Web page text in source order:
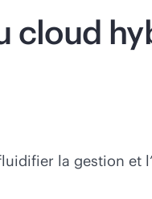
cloud
la gestion et